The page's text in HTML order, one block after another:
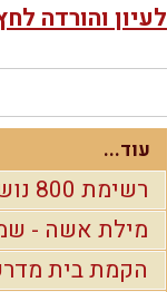
לעיון והורדה
עוד...
רשימת 800 נושאי עלון מסביב לשולחן
מילת אשה -
הקמת בית